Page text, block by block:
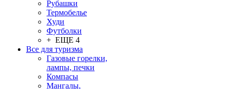
Рубашки
Термобелье
Худи
Футболки
+ ЕЩЕ 4
Все для туризма
Газовые горелки,
лампы, печки
Компасы
Мангалы,